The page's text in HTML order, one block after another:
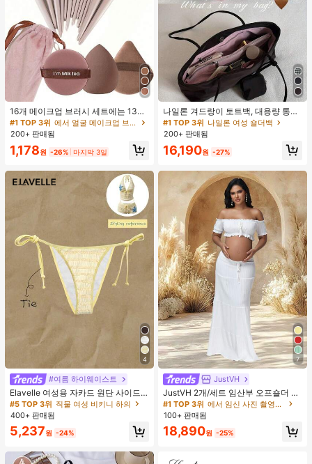
16개 메이크업 브러시 세트에는 13개
메이크업 브러시, 1개 눈물 모양 메이
크업 스펀지, 1개 둥근 쿠션 파우더 브
러시, 1개 삼각형 메이크업 스펀지가
포함되어 있습니다 - 클래식 세트. 부
드럽고 피부 친화적인 합성 모로 만들
어졌습니다. 여성과 소녀에게 완벽하
며, 가을과 겨울에 이상적입니다.
#1 TOP 3위
에서 얼굴 메이크업 브러시 세트
200+ 판매됨
1,178원 -26% 마지막 3일
4
#여름 하이웨이스트
Elavelle 여성용 자카드 원단 사이드
타이 비키니 하의, 봄/여름
#5 TOP 3위 직물 여성 비키니 하의
400+ 판매됨
5,237원 -24%
나일론 겨드랑이 토트백, 대용량 통근
숄더백, 작은 메이크업 백 포함, 펜던
트 미포함, 가벼운 일상 핸드백 (펜던
트 미포함)
#1 TOP 3위 나일론 여성 숄더백
200+ 판매됨
16,190원 -27%
7
JustVH
JustVH 2개/세트 임산부 오프숄더 러
플 헴 크롭 탑과 플로잉 맥시 스커트
세트, 사진 촬영과 비치웨어에 적합한
봄 화이트 가을
#1 TOP 3위
에서 임신 사진 촬영용 의상
100+ 판매됨
18,890원 -25%